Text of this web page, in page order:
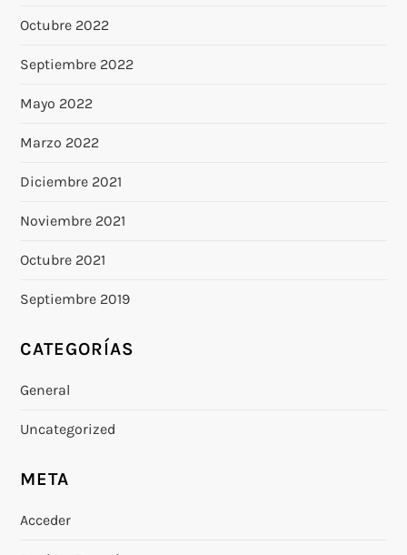
Octubre 2022
Septiembre 2022
Mayo 2022
Marzo 2022
Diciembre 2021
Noviembre 2021
Octubre 2021
Septiembre 2019
CATEGORÍAS
General
Uncategorized
META
Acceder